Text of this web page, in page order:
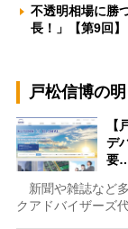
不透明相場に勝
長！」【第9回】
戸松信博の
デ
要
新聞や雑誌など
クアドバイザーズ